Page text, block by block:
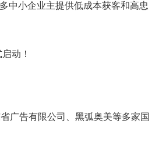
中小企业主提供低成本获客和高忠
广告有限公司、黑弧奥美等多家国